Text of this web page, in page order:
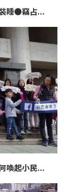
睡●竊占...
喚起小民...